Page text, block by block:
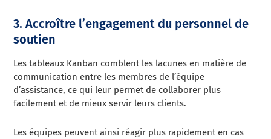
3. Accroître l’engagement du personnel de
soutien
Les tableaux Kanban comblent les lacunes en matière de
communication entre les membres de l’équipe
d’assistance, ce qui leur permet de collaborer plus
facilement et de mieux servir leurs clients.
Les équipes peuvent ainsi réagir plus rapidement en cas